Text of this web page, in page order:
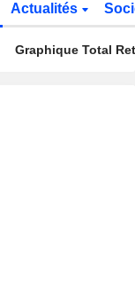
Actualités
Graphique Total